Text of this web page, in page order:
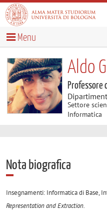
Menu
Aldo
Professore
Settore
Informatica
Nota biografica
Insegnamenti: Informatica di Base,
Representation and Extraction.